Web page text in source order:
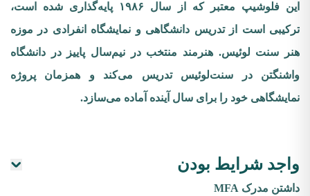
این فلوشیپ معتبر که از سال ۱۹۸۶ پایه‌گذاری شده است،
ترکیبی است از تدریس دانشگاهی و نمایشگاه انفرادی در موزه
هنر سنت لوئیس. هنرمند منتخب در نیم‌سال پاییز در دانشگاه
واشنگتن در سنت‌لوئیس تدریس می‌کند و همزمان پروژه
نمایشگاهی خود را برای سال آینده آماده می‌سازد.
واجد شرایط بودن
داشتن مدرک MFA